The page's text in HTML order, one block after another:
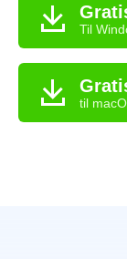
Til
til